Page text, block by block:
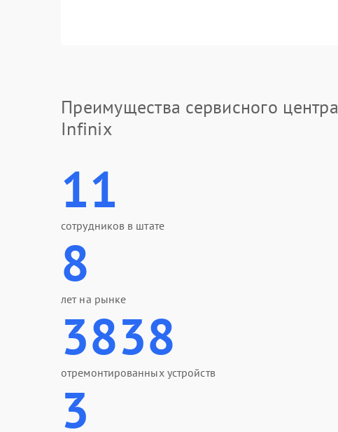
Преимущества сервисного центра
Infinix
11
сотрудников в штате
8
лет на рынке
3838
отремонтированных устройств
3